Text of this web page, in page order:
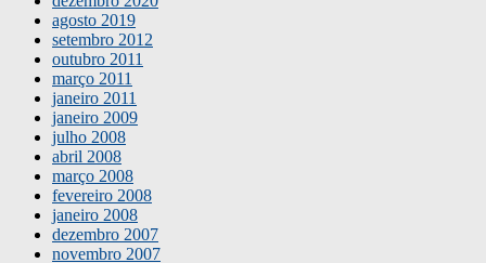
agosto 2019
setembro 2012
outubro 2011
março 2011
janeiro 2011
janeiro 2009
julho 2008
abril 2008
março 2008
fevereiro 2008
janeiro 2008
dezembro 2007
novembro 2007